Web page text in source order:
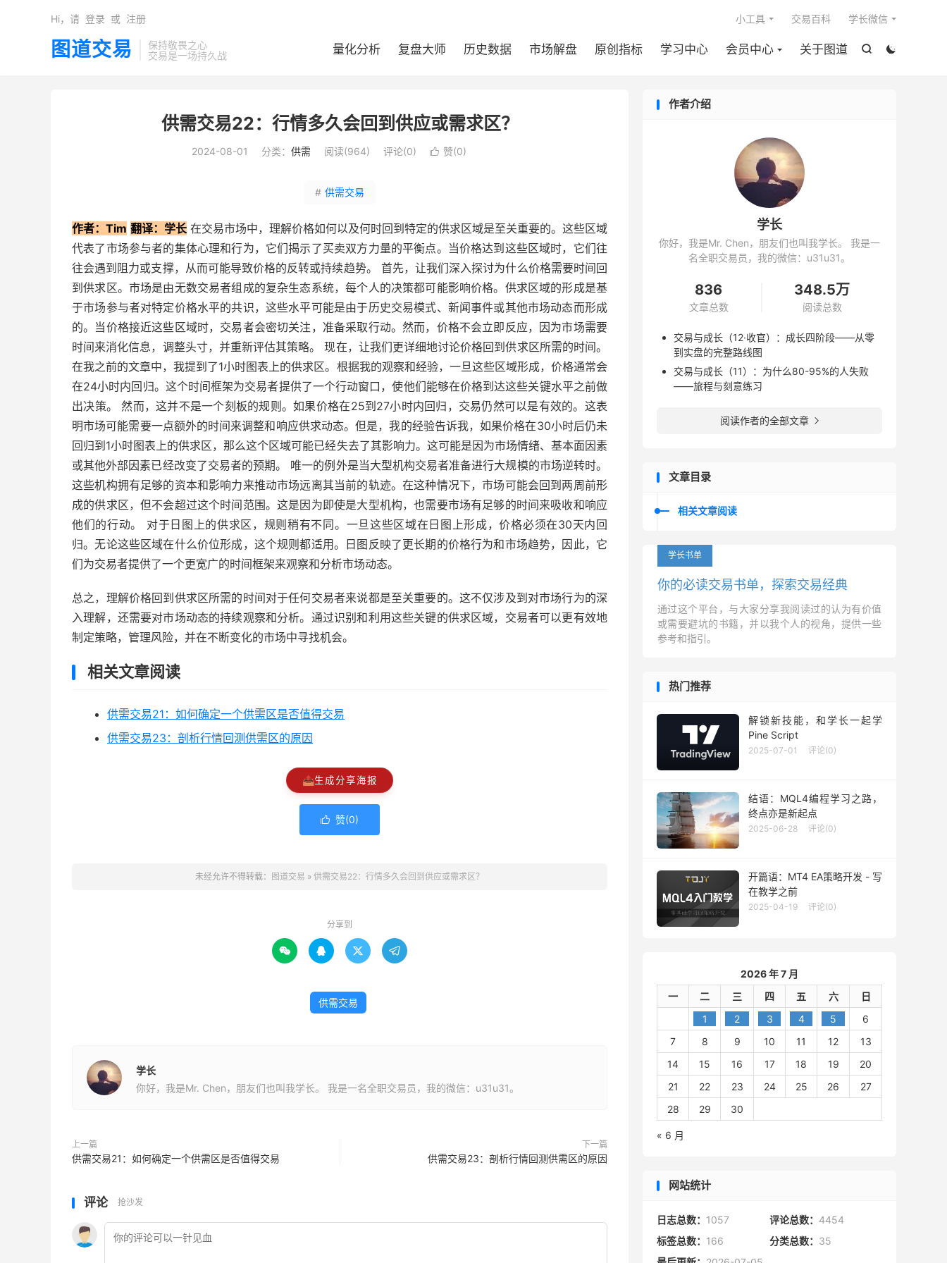
图道交易
保持敬畏之心
交易是一场持久战


量化分析 复盘大师 历史数据 市场解盘 原创指标 学习中心 会员中心 关于图道
小工具 交易百科 学长微信
Hi，请 登录 或 注册
供需交易22：行情多久会回到供应或需求区？
2024-08-01 分类： 供需 阅读(964) 评论(0)  赞(0)
# 供需交易
作者：Tim 翻译：学长在交易市场中，理解价格如何以及何时回到特定的供求区域是至关重要的。这些区域
代表了市场参与者的集体心理和行为，它们揭示了买卖双方力量的平衡点。当价格达到这些区域时，它们往
往会遇到阻力或支撑，从而可能导致价格的反转或持续趋势。 首先，让我们深入探讨为什么价格需要时间回
到供求区。市场是由无数交易者组成的复杂生态系统，每个人的决策都可能影响价格。供求区域的形成是基
于市场参与者对特定价格水平的共识，这些水平可能是由于历史交易模式、新闻事件或其他市场动态而形成
的。当价格接近这些区域时，交易者会密切关注，准备采取行动。然而，价格不会立即反应，因为市场需要
时间来消化信息，调整头寸，并重新评估其策略。 现在，让我们更详细地讨论价格回到供求区所需的时间。
在我之前的文章中，我提到了1小时图表上的供求区。根据我的观察和经验，一旦这些区域形成，价格通常会
在24小时内回归。这个时间框架为交易者提供了一个行动窗口，使他们能够在价格到达这些关键水平之前做
出决策。 然而，这并不是一个刻板的规则。如果价格在25到27小时内回归，交易仍然可以是有效的。这表
明市场可能需要一点额外的时间来调整和响应供求动态。但是，我的经验告诉我，如果价格在30小时后仍未
回归到1小时图表上的供求区，那么这个区域可能已经失去了其影响力。这可能是因为市场情绪、基本面因素
或其他外部因素已经改变了交易者的预期。 唯一的例外是当大型机构交易者准备进行大规模的市场逆转时。
这些机构拥有足够的资本和影响力来推动市场远离其当前的轨迹。在这种情况下，市场可能会回到两周前形
成的供求区，但不会超过这个时间范围。这是因为即使是大型机构，也需要市场有足够的时间来吸收和响应
他们的行动。 对于日图上的供求区，规则稍有不同。一旦这些区域在日图上形成，价格必须在30天内回
归。无论这些区域在什么价位形成，这个规则都适用。日图反映了更长期的价格行为和市场趋势，因此，它
们为交易者提供了一个更宽广的时间框架来观察和分析市场动态。
总之，理解价格回到供求区所需的时间对于任何交易者来说都是至关重要的。这不仅涉及到对市场行为的深
入理解，还需要对市场动态的持续观察和分析。通过识别和利用这些关键的供求区域，交易者可以更有效地
制定策略，管理风险，并在不断变化的市场中寻找机会。
相关文章阅读
供需交易21：如何确定一个供需区是否值得交易
供需交易23：剖析行情回测供需区的原因
📤生成分享海报
 赞(0)
未经允许不得转载： 图道交易 » 供需交易22：行情多久会回到供应或需求区？
分享到
   
供需交易
学长
你好，我是Mr. Chen，朋友们也叫我学长。 我是一名全职交易员，我的微信：u31u31。
上一篇
供需交易21：如何确定一个供需区是否值得交易
下一篇
供需交易23：剖析行情回测供需区的原因
评论 抢沙发
作者介绍
学长
你好，我是Mr. Chen，朋友们也叫我学长。 我是一
名全职交易员，我的微信：u31u31。
836
文章总数
348.5万
阅读总数
交易与成长（12·收官）：成长四阶段——从零
到实盘的完整路线图
交易与成长（11）：为什么80-95%的人失败
——旅程与刻意练习
阅读作者的全部文章 
文章目录
相关文章阅读
学长书单
你的必读交易书单，探索交易经典
通过这个平台，与大家分享我阅读过的认为有价值
或需要避坑的书籍，并以我个人的视角，提供一些
参考和指引。
热门推荐
解锁新技能，和学长一起学
Pine Script
2025-07-01 评论(0)
结语：MQL4编程学习之路，
终点亦是新起点
2025-06-28 评论(0)
开篇语：MT4 EA策略开发 - 写
在教学之前
2025-04-19 评论(0)
2026 年 7 月
一
二 三 四 五 六
日
1
2 3 4 5
6
7
8 9 10 11 12
13
14
15 16 17 18 19
20
21
22 23 24 25 26
27
28
29 30
« 6 月
网站统计
日志总数： 1057 评论总数： 4454
标签总数： 166 分类总数： 35